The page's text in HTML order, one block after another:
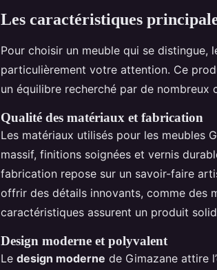
Les caractéristiques
Pour choisir un meuble qui se distingue,
particulièrement votre attention. Ce
un équilibre recherché par de nombreux
Qualité des matériaux et fabrication
Les matériaux utilisés pour les meubles
massif, finitions soignées et vernis
fabrication repose sur un savoir-faire
offrir des détails innovants, comme des
caractéristiques assurent un produit
Design moderne et polyvalent
Le design moderne de Gimazane attire